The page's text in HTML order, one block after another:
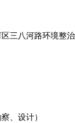
三八河路环境整治
、设计）